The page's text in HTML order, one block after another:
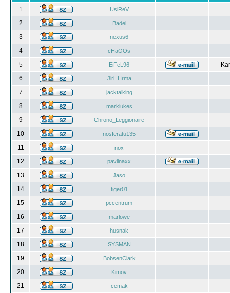
1 UsiReV
2 Badel
3 nexus6
4 cHaOOs
5 EiFeL96
6
Jiri_Hrma
7 jacktalking
8 marklukes
9 Chrono_Leggionaire
10 nosferatu135
11 nox
12 pavlinaxx
13 Jaso
14 tiger01
15 pccentrum
16 marlowe
17 husnak
18 SYSMAN
19 BobsenClark
20 Kimov
21 cemak